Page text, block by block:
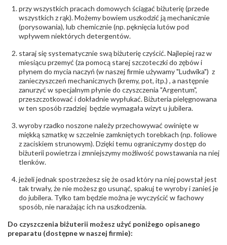
przy wszystkich pracach domowych ściągać biżuterię (przede
wszystkich z rąk). Możemy bowiem uszkodzić ją mechanicznie
(porysowania), lub chemicznie (np. pęknięcia lutów pod
wpływem niektórych detergentów.
staraj się systematycznie swą biżuterię czyścić. Najlepiej raz w
miesiącu przemyć (za pomocą starej szczoteczki do zębów i
płynem do mycia naczyń (w naszej firmie używamy "Ludwika") z
zanieczyszczeń mechanicznych (kremy, pot, itp.) , a następnie
zanurzyć w specjalnym płynie do czyszczenia "Argentum",
przeszczotkować i dokładnie wypłukać. Biżuteria pielęgnowana
w ten sposób rzadziej będzie wymagała wizyt u jubilera.
wyroby rzadko noszone należy przechowywać owinięte w
miękką szmatkę w szczelnie zamkniętych torebkach (np. foliowe
z zaciskiem strunowym). Dzięki temu ograniczymy dostęp do
biżuterii powietrza i zmniejszymy możliwość powstawania na niej
tlenków.
jeżeli jednak spostrzeżesz się że osad który na niej powstał jest
tak trwały, że nie możesz go usunąć, spakuj te wyroby i zanieś je
do jubilera. Tylko tam będzie można je wyczyścić w fachowy
sposób, nie narażając ich na uszkodzenia.
Do czyszczenia biżuterii możesz użyć poniżego opisanego
preparatu (dostępne w naszej firmie):